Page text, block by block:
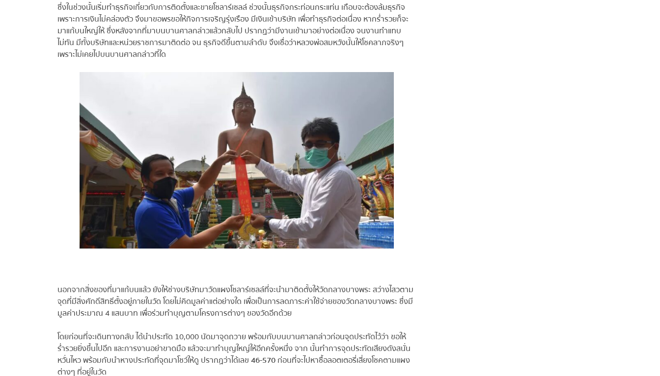
ซึ่งในช่วงนั้นเริ่มทำธุรกิจเกี่ยวกับการติดตั้งและขายโซลาร์เซลล์ ช่วงนั้นธุรกิจกระท่อนกระแท่น เกือบจะต้องล้มธุรกิจ
เพราะการเงินไม่คล่องตัว จึงมาขอพรขอให้กิจการเจริญรุ่งเรือง มีเงินเข้าบริษัท เพื่อทำธุรกิจต่อเนื่อง หากร่ำรวยก็จะ
มาแก้บนใหญ่ให้ ซึ่งหลังจากที่มาบนบานศาลกล่าวแล้วกลับไป ปรากฏว่ามีงานเข้ามาอย่างต่อเนื่อง จนงานทำแทบ
ไม่ทัน มีทั้งบริษัทและหน่วยราชการมาติดต่อ จน ธุรกิจดีขึ้นตามลำดับ จึงเชื่อว่าหลวงพ่อสมหวังนั้นให้โชคลาภจริงๆ
เพราะไม่เคยไปบนบานศาลกล่าวที่ใด
นอกจากสิ่งของที่มาแก้บนแล้ว ยังให้ช่างบริษัทมาวัดแผงโซลาร์เซลล์ที่จะนำมาติดตั้งให้วัดกลางบางพระ สว่างไสวตาม
จุดที่มีสิ่งศักดิ์สิทธิ์ตั้งอยู่ภายในวัด โดยไม่คิดมูลค่าแต่อย่างใด เพื่อเป็นการลดภาระค่าใช้จ่ายของวัดกลางบางพระ ซึ่งมี
มูลค่าประมาณ 4 แสนบาท เพื่อร่วมทำบุญตามโครงการต่างๆ ของวัดอีกด้วย
โดยก่อนที่จะเดินทางกลับ ได้นำประทัด 10,000 นัดมาจุดถวาย พร้อมกับบนบานศาลกล่าวก่อนจุดประทัดไว้ว่า ขอให้
ร่ำรวยยิ่งขึ้นไปอีก และการงานอย่าขาดมือ แล้วจะมาทำบุญใหญ่ให้อีกครั้งหนึ่ง จาก นั้นทำการจุดประทัดเสียงดังสนั่น
หวั่นไหว พร้อมกับนำหางประทัดที่จุดมาโชว์ให้ดู ปรากฏว่าได้เลข46-570ก่อนที่จะไปหาซื้อลอตเตอรี่เสี่ยงโชคตามแผง
ต่างๆ ที่อยู่ในวัด